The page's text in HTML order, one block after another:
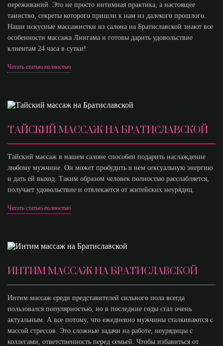
переживаний. Это не просто интимная практика, а настоящее
таинство, секреты которого пришли к нам из далекого прошлого.
Наши искусные массажистки из салона на Братиславской знают все
особенности массажа Лингама и готовы дарить удовольствие
клиентам 24 часа в сутки!
Читать статью полностью
ТАЙСКИЙ МАССАЖ НА БРАТИСЛАВСКОЙ
Тайский массаж в нашем салоне способен подарить наслаждение
любому мужчине. Он может пробудить в нем сексуальную энергию
и дать ей выход. Таким образом человек полностью расслабляется,
получает удовольствие и отвлекается от житейских неурядиц.
Читать статью полностью
ИНТИМ МАССАЖ НА БРАТИСЛАВСКОЙ
Интим массаж среди представителей сильного пола всегда
пользовался популярностью, но в последние годы стал очень
актуальным. А все потому, что ежедневно мужчины сталкиваются с
массой стрессов. Это сложные задачи на работе, неурядицы с
коллегами, ответственность перед семьей. Чтобы избавиться от